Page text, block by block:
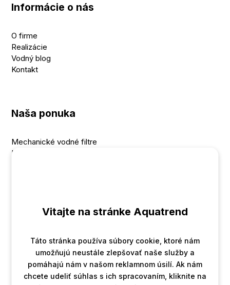
Informácie o nás
O firme
Realizácie
Vodný blog
Kontakt
Naša ponuka
Mechanické vodné filtre
Uhlíkové vodné filtre
Zmäkčovače vody
Kontakt
Vitajte na stránke Aquatrend
Táto stránka používa súbory cookie, ktoré nám
umožňujú neustále zlepšovať naše služby a
pomáhajú nám v našom reklamnom úsilí. Ak nám
chcete udeliť súhlas s ich spracovaním, kliknite na